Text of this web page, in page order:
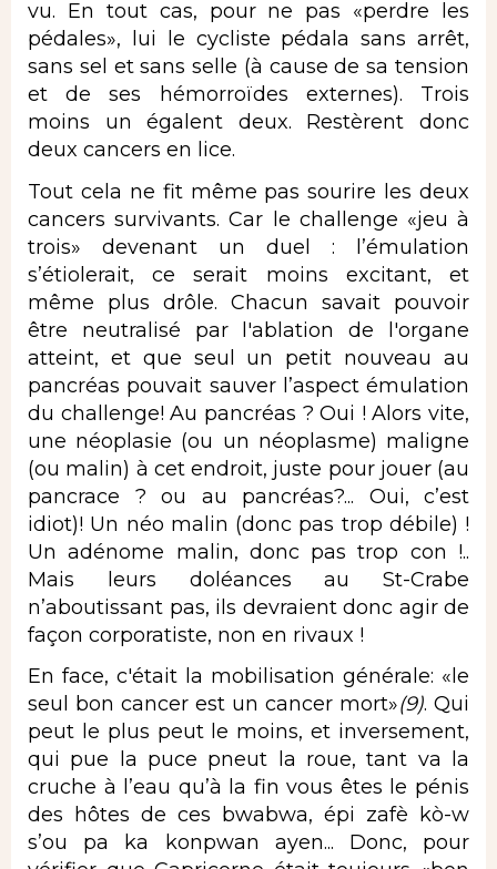
vu. En tout cas, pour ne pas «perdre les
pédales», lui le cycliste pédala sans arrêt,
sans sel et sans selle (à cause de sa tension
et de ses hémorroïdes externes). Trois
moins un égalent deux. Restèrent donc
deux cancers en lice.
Tout cela ne fit même pas sourire les deux
cancers survivants. Car le challenge «jeu à
trois» devenant un duel : l’émulation
s’étiolerait, ce serait moins excitant, et
même plus drôle. Chacun savait pouvoir
être neutralisé par l'ablation de l'organe
atteint, et que seul un petit nouveau au
pancréas pouvait sauver l’aspect émulation
du challenge! Au pancréas ? Oui ! Alors vite,
une néoplasie (ou un néoplasme) maligne
(ou malin) à cet endroit, juste pour jouer (au
pancrace ? ou au pancréas?... Oui, c’est
idiot)! Un néo malin (donc pas trop débile) !
Un adénome malin, donc pas trop con !..
Mais leurs doléances au St-Crabe
n’aboutissant pas, ils devraient donc agir de
façon corporatiste, non en rivaux !
En face, c'était la mobilisation générale: «le
seul bon cancer est un cancer mort»(9). Qui
peut le plus peut le moins, et inversement,
qui pue la puce pneut la roue, tant va la
cruche à l’eau qu’à la fin vous êtes le pénis
des hôtes de ces bwabwa, épi zafè kò-w
s’ou pa ka konpwan ayen... Donc, pour